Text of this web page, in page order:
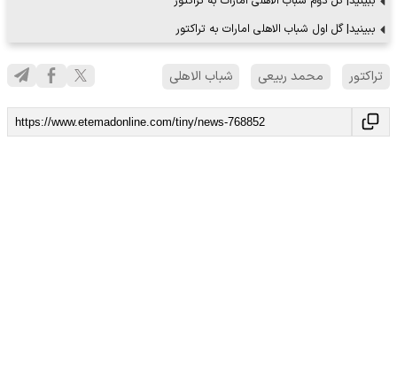
ببینید| گل اول شباب الاهلی امارات به تراکتور
تراکتور محمد ربیعی شباب الاهلی